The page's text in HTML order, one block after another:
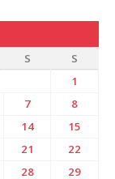
S
S
1
7
8
14
15
21
22
28 29